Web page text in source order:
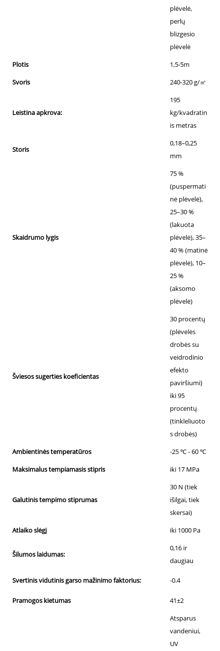
plėvelė,
perlų
blizgesio
plėvelė
Plotis
1,5-5m
Svoris
240-320 g/㎡
Leistina apkrova:
195
kg/kvadratin
is metras
Storis
0,18–0,25
mm
Skaidrumo lygis
75 %
(puspermati
nė plėvelė),
25–30 %
(lakuota
plėvelė), 35–
40 % (matinė
plėvelė), 10–
25 %
(aksomo
plėvelė)
Šviesos sugerties koeficientas
30 procentų
(plėvelės
drobės su
veidrodinio
efekto
paviršiumi)
iki 95
procentų
(tinkleliuoto
s drobės)
Ambientinės temperatūros
-25 ℃ - 60 ℃
Maksimalus tempiamasis stipris
iki 17 MPa
Galutinis tempimo stiprumas
30 N (tiek
išilgai, tiek
skersai)
Atlaiko slėgį
iki 1000 Pa
Šilumos laidumas:
0,16 ir
daugiau
Svertinis vidutinis garso mažinimo faktorius: -0.4
Pramogos kietumas 41±2
Atsparus
vandeniui,
UV